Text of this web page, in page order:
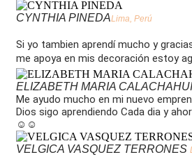
CYNTHIA PINEDALima, Perú
Si yo tambien aprendí mucho y
me apoya en mis decoración estoy
ELIZABETH MARIA
Me ayudo mucho en mi nuevo
Dios sigo aprendiendo Cada dia y
☺️☺️
VELGICA VASQUEZ TERRONES